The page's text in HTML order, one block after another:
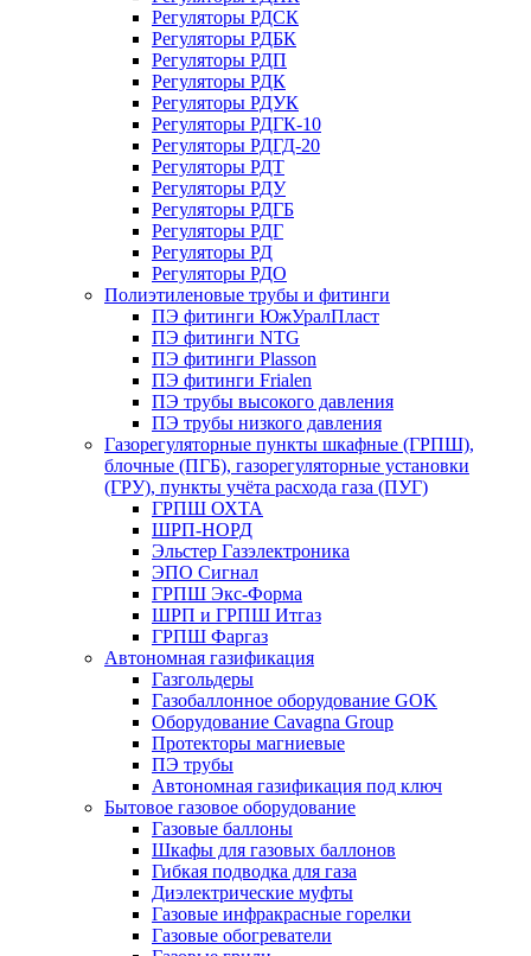
Регуляторы РДСК
Регуляторы РДБК
Регуляторы РДП
Регуляторы РДК
Регуляторы РДУК
Регуляторы РДГК-10
Регуляторы РДГД-20
Регуляторы РДТ
Регуляторы РДУ
Регуляторы РДГБ
Регуляторы РДГ
Регуляторы РД
Регуляторы РДО
Полиэтиленовые трубы и фитинги
ПЭ фитинги ЮжУралПласт
ПЭ фитинги NTG
ПЭ фитинги Plasson
ПЭ фитинги Frialen
ПЭ трубы высокого давления
ПЭ трубы низкого давления
Газорегуляторные пункты шкафные (ГРПШ),
блочные (ПГБ), газорегуляторные установки
(ГРУ), пункты учёта расхода газа (ПУГ)
ГРПШ ОХТА
ШРП-НОРД
Эльстер Газэлектроника
ЭПО Сигнал
ГРПШ Экс-Форма
ШРП и ГРПШ Итгаз
ГРПШ Фаргаз
Автономная газификация
Газгольдеры
Газобаллонное оборудование GOK
Оборудование Cavagna Group
Протекторы магниевые
ПЭ трубы
Автономная газификация под ключ
Бытовое газовое оборудование
Газовые баллоны
Шкафы для газовых баллонов
Гибкая подводка для газа
Диэлектрические муфты
Газовые инфракрасные горелки
Газовые обогреватели